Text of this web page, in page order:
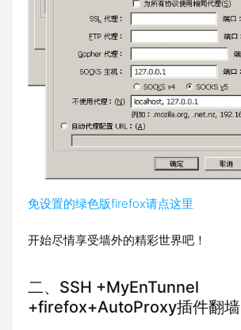
免设置的绿色版firefox请点这里
开始尽情享受墙外的精彩世界吧！
二、SSH +MyEnTunnel
+firefox+AutoProxy插件翻墙